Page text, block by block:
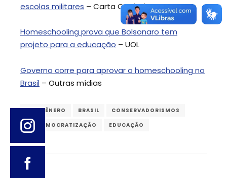
escolas militares – Carta Capital
Homeschooling prova que Bolsonaro tem
projeto para a educação – UOL
Governo corre para aprovar o homeschooling no
Brasil – Outras mídias
ANTIGÊNERO BRASIL
CONSERVADORISMOS
DESDEMOCRATIZAÇÃO
EDUCAÇÃO